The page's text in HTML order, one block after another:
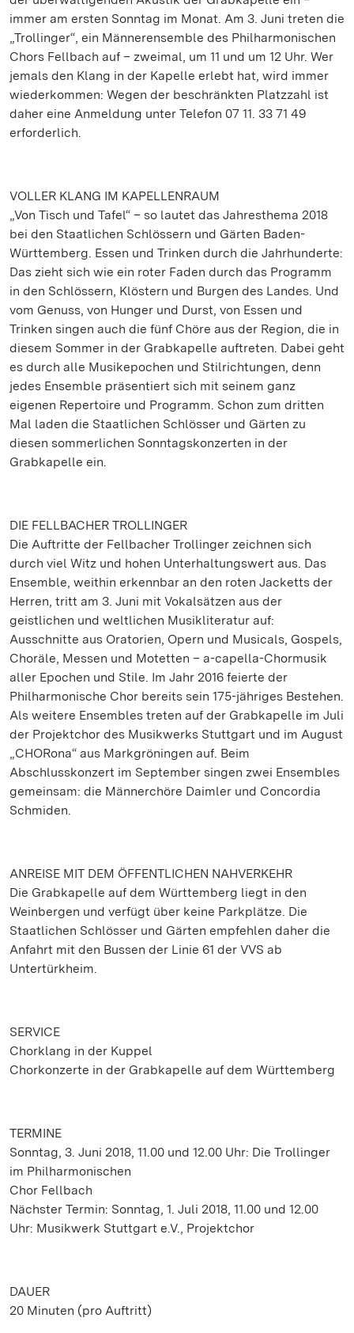
immer am ersten Sonntag im Monat. Am 3. Juni treten die
„Trollinger“, ein Männerensemble des Philharmonischen
Chors Fellbach auf – zweimal, um 11 und um 12 Uhr. Wer
jemals den Klang in der Kapelle erlebt hat, wird immer
wiederkommen: Wegen der beschränkten Platzzahl ist
daher eine Anmeldung unter Telefon 07 11. 33 71 49
erforderlich.
VOLLER KLANG IM KAPELLENRAUM
„Von Tisch und Tafel“ – so lautet das Jahresthema 2018
bei den Staatlichen Schlössern und Gärten Baden-
Württemberg. Essen und Trinken durch die Jahrhunderte:
Das zieht sich wie ein roter Faden durch das Programm
in den Schlössern, Klöstern und Burgen des Landes. Und
vom Genuss, von Hunger und Durst, von Essen und
Trinken singen auch die fünf Chöre aus der Region, die in
diesem Sommer in der Grabkapelle auftreten. Dabei geht
es durch alle Musikepochen und Stilrichtungen, denn
jedes Ensemble präsentiert sich mit seinem ganz
eigenen Repertoire und Programm. Schon zum dritten
Mal laden die Staatlichen Schlösser und Gärten zu
diesen sommerlichen Sonntagskonzerten in der
Grabkapelle ein.
DIE FELLBACHER TROLLINGER
Die Auftritte der Fellbacher Trollinger zeichnen sich
durch viel Witz und hohen Unterhaltungswert aus. Das
Ensemble, weithin erkennbar an den roten Jacketts der
Herren, tritt am 3. Juni mit Vokalsätzen aus der
geistlichen und weltlichen Musikliteratur auf:
Ausschnitte aus Oratorien, Opern und Musicals, Gospels,
Choräle, Messen und Motetten – a-capella-Chormusik
aller Epochen und Stile. Im Jahr 2016 feierte der
Philharmonische Chor bereits sein 175-jähriges Bestehen.
Als weitere Ensembles treten auf der Grabkapelle im Juli
der Projektchor des Musikwerks Stuttgart und im August
„CHORona“ aus Markgröningen auf. Beim
Abschlusskonzert im September singen zwei Ensembles
gemeinsam: die Männerchöre Daimler und Concordia
Schmiden.
ANREISE MIT DEM ÖFFENTLICHEN NAHVERKEHR
Die Grabkapelle auf dem Württemberg liegt in den
Weinbergen und verfügt über keine Parkplätze. Die
Staatlichen Schlösser und Gärten empfehlen daher die
Anfahrt mit den Bussen der Linie 61 der VVS ab
Untertürkheim.
SERVICE
Chorklang in der Kuppel
Chorkonzerte in der Grabkapelle auf dem Württemberg
TERMINE
Sonntag, 3. Juni 2018, 11.00 und 12.00 Uhr: Die Trollinger
im Philharmonischen
Chor Fellbach
Nächster Termin: Sonntag, 1. Juli 2018, 11.00 und 12.00
Uhr: Musikwerk Stuttgart e.V., Projektchor
DAUER
20 Minuten (pro Auftritt)